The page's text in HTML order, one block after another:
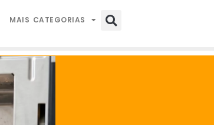
MAIS CATEGORIAS